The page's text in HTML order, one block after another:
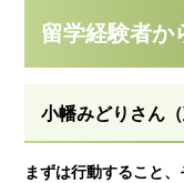
留学経験者か
小幡みどりさん
まずは行動すること、